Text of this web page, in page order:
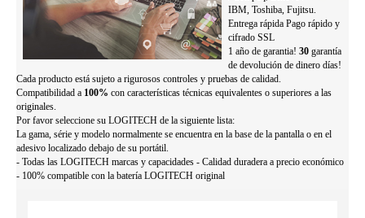
IBM, Toshiba, Fujitsu.
Entrega rápida Pago rápido y
cifrado SSL
1 año de garantia! 30 garantía
de devolución de dinero días!
Cada producto está sujeto a rigurosos controles y pruebas de calidad.
Compatibilidad a 100% con características técnicas equivalentes o superiores a las
originales.
Por favor seleccione su LOGITECH de la siguiente lista:
La gama, série y modelo normalmente se encuentra en la base de la pantalla o en el
adesivo localizado debajo de su portátil.
- Todas las LOGITECH marcas y capacidades - Calidad duradera a precio económico
- 100% compatible con la batería LOGITECH original